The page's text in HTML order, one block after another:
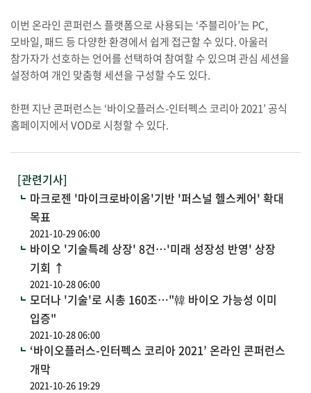
이번 온라인 콘퍼런스 플랫폼으로 사용되는 ‘주블리아’는 PC,
모바일, 패드 등 다양한 환경에서 쉽게 접근할 수 있다. 아울러
참가자가 선호하는 언어를 선택하여 참여할 수 있으며 관심 세션을
설정하여 개인 맞춤형 세션을 구성할 수도 있다.
한편 지난 콘퍼런스는 ‘바이오플러스-인터펙스 코리아 2021’ 공식
홈페이지에서 VOD로 시청할 수 있다.
[관련기사]
마크로젠 '마이크로바이옴'기반 '퍼스널 헬스케어' 확대
목표
2021-10-29 06:00
바이오 '기술특례 상장' 8건…'미래 성장성 반영' 상장
기회 ↑
2021-10-28 06:00
모더나 '기술'로 시총 160조…"韓 바이오 가능성 이미
입증"
2021-10-28 06:00
‘바이오플러스-인터펙스 코리아 2021’ 온라인 콘퍼런스
개막
2021-10-26 19:29